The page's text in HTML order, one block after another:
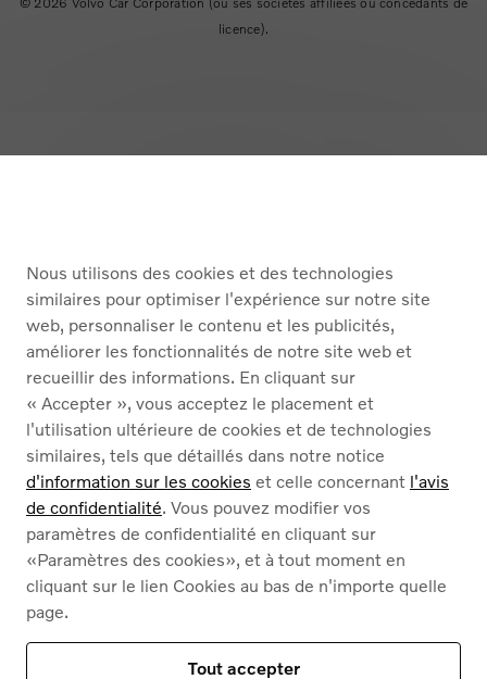
licence).
Nous utilisons des cookies et des technologies
similaires pour optimiser l'expérience sur notre site
web, personnaliser le contenu et les publicités,
améliorer les fonctionnalités de notre site web et
recueillir des informations. En cliquant sur
« Accepter », vous acceptez le placement et
l'utilisation ultérieure de cookies et de technologies
similaires, tels que détaillés dans notre notice
d'information sur les cookies et celle concernant l'avis
de confidentialité. Vous pouvez modifier vos
paramètres de confidentialité en cliquant sur
«Paramètres des cookies», et à tout moment en
cliquant sur le lien Cookies au bas de n'importe quelle
page.
Tout accepter